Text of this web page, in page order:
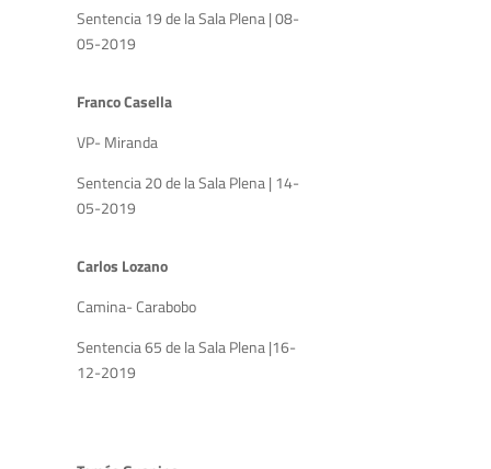
Sentencia 19 de la Sala Plena | 08-
05-2019
Franco Casella
VP- Miranda
Sentencia 20 de la Sala Plena | 14-
05-2019
Carlos Lozano
Camina- Carabobo
Sentencia 65 de la Sala Plena |16-
12-2019